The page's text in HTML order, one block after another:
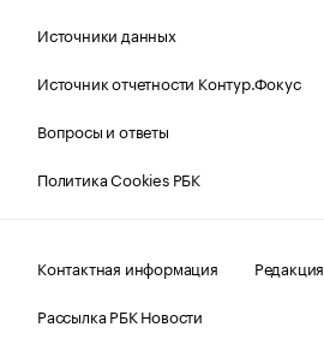
Источники данных
Источник отчетности Контур.Фокус
Вопросы и ответы
Политика Cookies РБК
Контактная информация
Редакция
Рассылка РБК Новости